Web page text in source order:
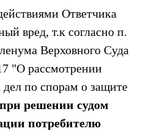
Ответчика
вред, т.к согласно п.
Верховного Суда
"О рассмотрении
по спорам о защите
при решении судом
потребителю